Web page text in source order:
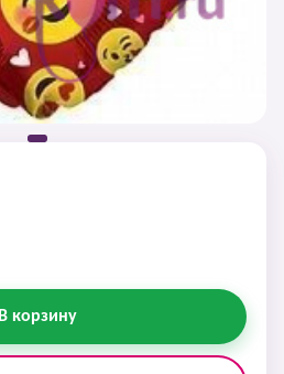
В корзину